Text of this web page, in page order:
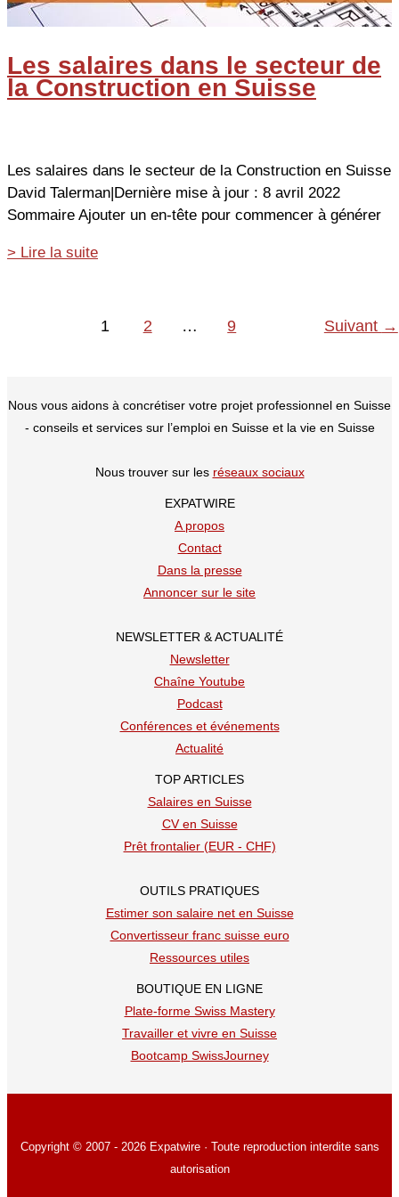
Les salaires dans le secteur de
la Construction en Suisse
Les salaires dans le secteur de la Construction en Suisse
David Talerman|Dernière mise à jour : 8 avril 2022
Sommaire Ajouter un en-tête pour commencer à générer
Les
Construction
> Lire la suite
1 2 … 9 Suivant →
Nous vous aidons à concrétiser votre projet professionnel en Suisse
- conseils et services sur l’emploi en Suisse et la vie en Suisse
Nous trouver sur les réseaux sociaux
EXPATWIRE
A propos
Contact
Dans la presse
Annoncer sur le site
NEWSLETTER & ACTUALITÉ
Newsletter
Chaîne Youtube
Podcast
Conférences et événements
Actualité
TOP ARTICLES
Salaires en Suisse
CV en Suisse
Prêt frontalier (EUR - CHF)
OUTILS PRATIQUES
Estimer son salaire net en Suisse
Convertisseur franc suisse euro
Ressources utiles
BOUTIQUE EN LIGNE
Plate-forme Swiss Mastery
Travailler et vivre en Suisse
Bootcamp SwissJourney
Copyright © 2007 - 2026 Expatwire · Toute reproduction interdite sans
autorisation